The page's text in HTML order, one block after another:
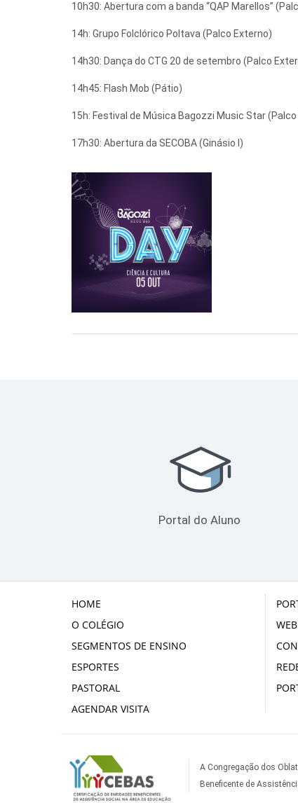
10h30: Abertura com a banda “QAP Marellos”
14h: Grupo Folclórico Poltava (Palco Externo)
14h30: Dança do CTG 20 de setembro (Palco
14h45: Flash Mob (Pátio)
15h: Festival de Música Bagozzi Music Star
17h30: Abertura da SECOBA (Ginásio I)
Portal do Aluno
HOME
O COLÉGIO
SEGMENTOS DE ENSINO
ESPORTES
PASTORAL
AGENDAR VISITA
A Congregação dos
Beneficente de